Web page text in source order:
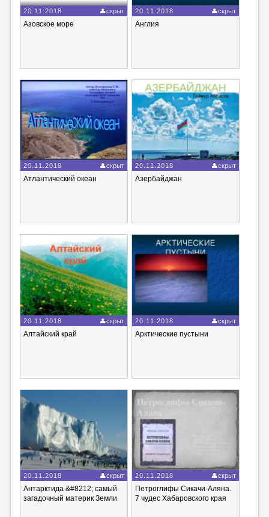
20.11.2018 скрыт
Азовское море
20.11.2018 скрыт
Англия
20.11.2018 скрыт
Атлантический океан
20.11.2018 скрыт
Азербайджан
20.11.2018 скрыт
Алтайский край
20.11.2018 скрыт
Арктические пустыни
20.11.2018 скрыт
Антарктида &#8212; самый
загадочный материк Земли
20.11.2018 скрыт
Петроглифы Сикачи-Аляна.
7 чудес Хабаровского края